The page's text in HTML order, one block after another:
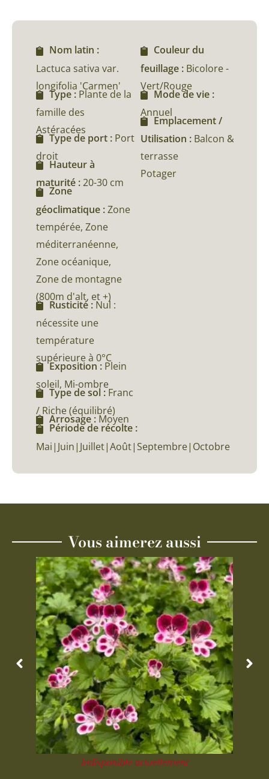
Nom latin :
Lactuca sativa var.
longifolia 'Carmen'
Type : Plante de la
famille des
Astéracées
Type de port : Port
droit
Hauteur à
maturité :20-30 cm
Zone
géoclimatique :Zone
tempérée, Zone
méditerranéenne,
Zone océanique,
Zone de montagne
(800m d'alt, et +)
Rusticité :Nul :
nécessite une
température
supérieure à 0°C
Exposition : Plein
soleil, Mi-ombre
Type de sol : Franc
/ Riche (équilibré)
Arrosage : Moyen
Période de récolte :
Mai|Juin|Juillet|Août|Septembre|Octobre
Couleur du
feuillage : Bicolore -
Vert/Rouge
Mode de vie :
Annuel
Emplacement /
Utilisation : Balcon &
terrasse
Potager
Vous aimerez aussi
Indisponible actuellement